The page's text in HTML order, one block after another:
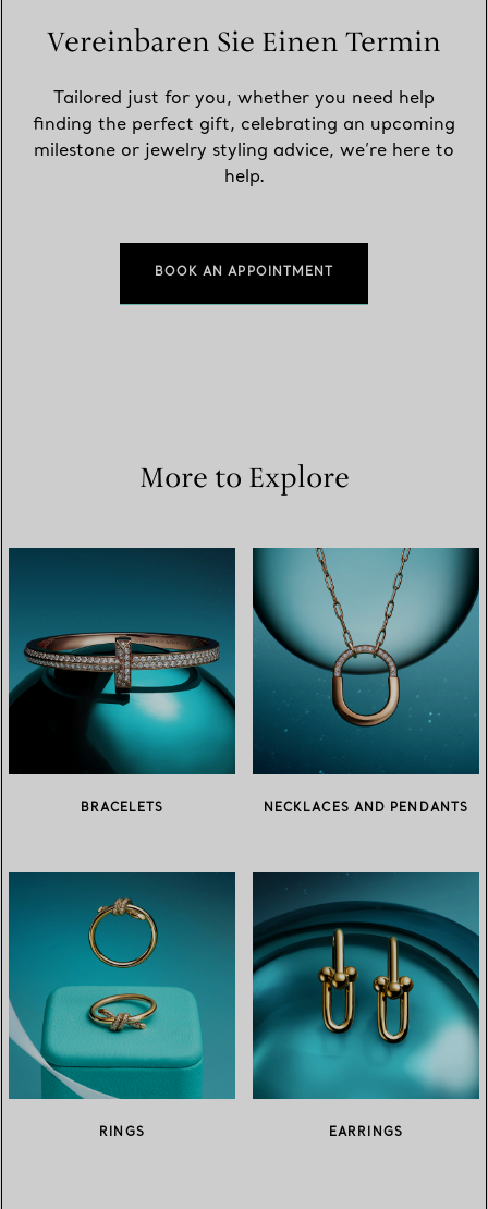
Vereinbaren Sie Einen Termin
Tailored just for you, whether you need help
finding the perfect gift, celebrating an upcoming
milestone or jewelry styling advice, we’re here to
help.
BOOK AN APPOINTMENT
More to Explore
BRACELETS NECKLACES AND PENDANTS
RINGS EARRINGS